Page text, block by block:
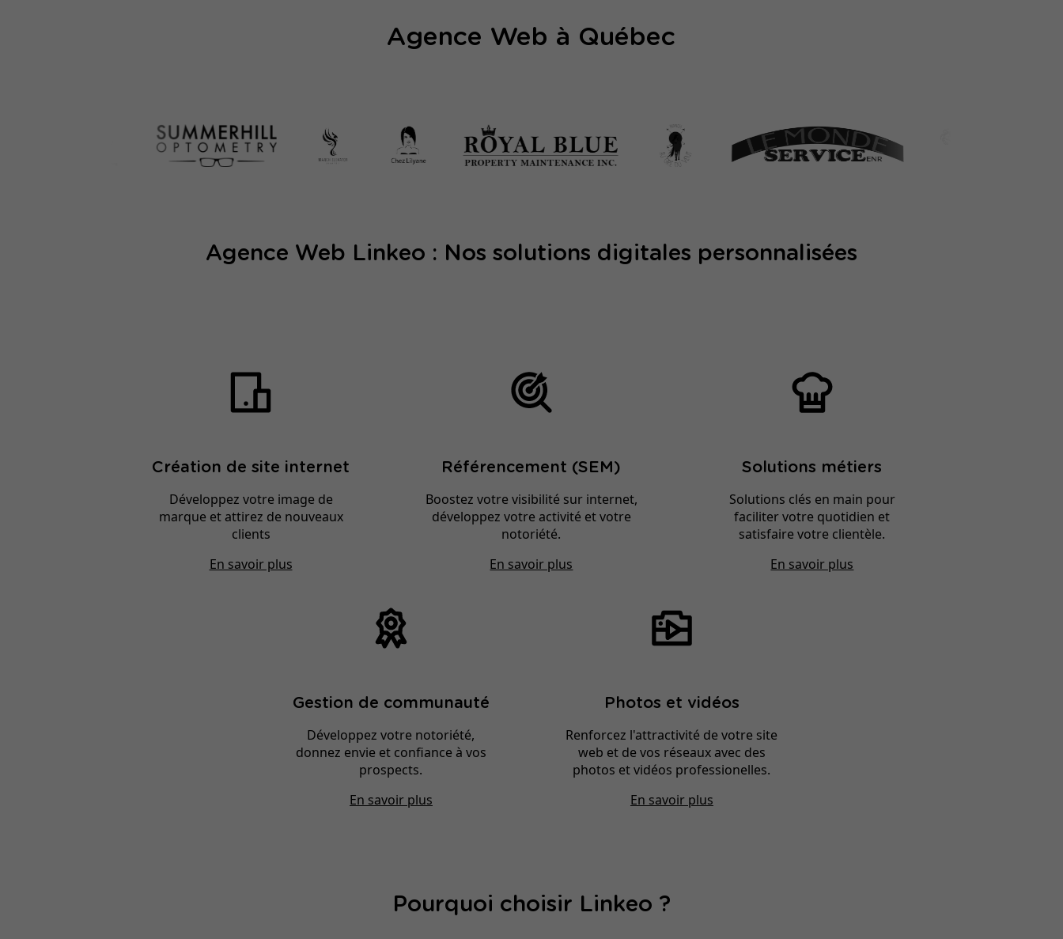
Agence Web à Québec
Agence Web Linkeo : Nos solutions digitales personnalisées
Création de site internet
Développez votre image de
marque et attirez de nouveaux
clients
En savoir plus
Référencement (SEM)
Boostez votre visibilité sur internet,
développez votre activité et votre
notoriété.
En savoir plus
Solutions métiers
Solutions clés en main pour
faciliter votre quotidien et
satisfaire votre clientèle.
En savoir plus
Gestion de communauté
Développez votre notoriété,
donnez envie et confiance à vos
prospects.
En savoir plus
Photos et vidéos
Renforcez l'attractivité de votre site
web et de vos réseaux avec des
photos et vidéos professionelles.
En savoir plus
Pourquoi choisir Linkeo ?